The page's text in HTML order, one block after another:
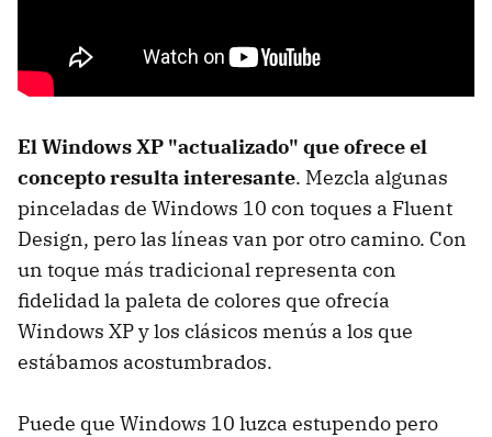
El Windows XP "actualizado" que ofrece el
concepto resulta interesante. Mezcla algunas
pinceladas de Windows 10 con toques a Fluent
Design, pero las líneas van por otro camino. Con
un toque más tradicional representa con
fidelidad la paleta de colores que ofrecía
Windows XP y los clásicos menús a los que
estábamos acostumbrados.
Puede que Windows 10 luzca estupendo pero